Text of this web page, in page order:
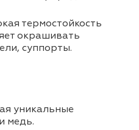
термостойкость
окрашивать
суппорты.
уникальные
медь.